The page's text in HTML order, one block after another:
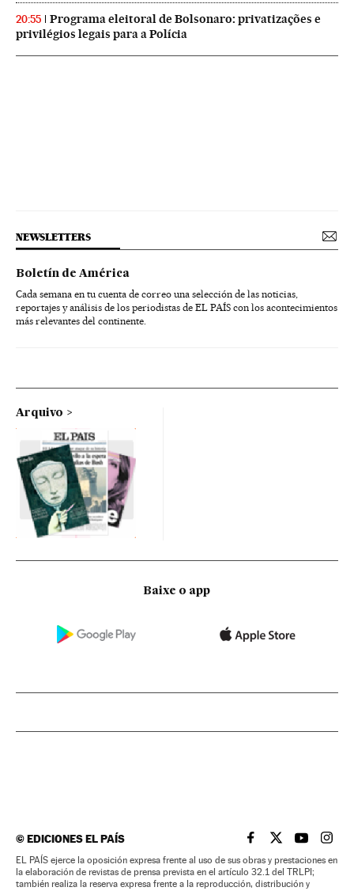
20:55
Programa eleitoral de Bolsonaro: privatizações e
privilégios legais para a Polícia
NEWSLETTERS
Boletín de América
Cada semana en tu cuenta de correo una selección de las noticias,
reportajes y análisis de los periodistas de EL PAÍS con los acontecimientos
más relevantes del continente.
Arquivo
Baixe o app
©EDICIONES EL PAÍS EL PAÍS BRASIL EN
EL PAÍSEL PAÍS
EL
EL PAÍS ejerce la oposición expresa frente al uso de sus obras y prestaciones en
la elaboración de revistas de prensa prevista en el artículo 32.1 del TRLPI;
también realiza la reserva expresa frente a la reproducción, distribución y